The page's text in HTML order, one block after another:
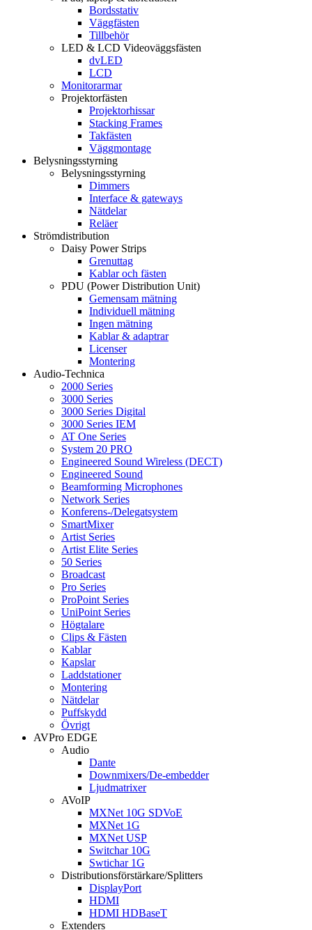
Bordsstativ
Väggfästen
Tillbehör
LED & LCD Videoväggsfästen
dvLED
LCD
Monitorarmar
Projektorfästen
Projektorhissar
Stacking Frames
Takfästen
Väggmontage
Belysningsstyrning
Belysningsstyrning
Dimmers
Interface & gateways
Nätdelar
Reläer
Strömdistribution
Daisy Power Strips
Grenuttag
Kablar och fästen
PDU (Power Distribution Unit)
Gemensam mätning
Individuell mätning
Ingen mätning
Kablar & adaptrar
Licenser
Montering
Audio-Technica
2000 Series
3000 Series
3000 Series Digital
3000 Series IEM
AT One Series
System 20 PRO
Engineered Sound Wireless (DECT)
Engineered Sound
Beamforming Microphones
Network Series
Konferens-/Delegatsystem
SmartMixer
Artist Series
Artist Elite Series
50 Series
Broadcast
Pro Series
ProPoint Series
UniPoint Series
Högtalare
Clips & Fästen
Kablar
Kapslar
Laddstationer
Montering
Nätdelar
Puffskydd
Övrigt
AVPro EDGE
Audio
Dante
Downmixers/De-embedder
Ljudmatrixer
AVoIP
MXNet 10G SDVoE
MXNet 1G
MXNet USP
Switchar 10G
Swtichar 1G
Distributionsförstärkare/Splitters
DisplayPort
HDMI
HDMI HDBaseT
Extenders